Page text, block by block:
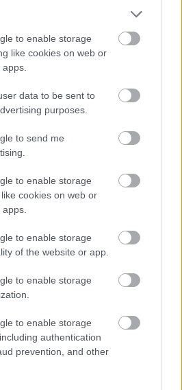
to enable storage
like cookies on web or
data to be sent to
purposes.
to send me
to enable storage
cookies on web or
to enable storage
of the website or app.
to enable storage
to enable storage
authentication
prevention, and other
INTELLIGENCIÁRA UTALHAT
TÁROLJÁK A GYÓGYSZEREIKET –
JELENTKEZIK EZ A
FIGYELJ